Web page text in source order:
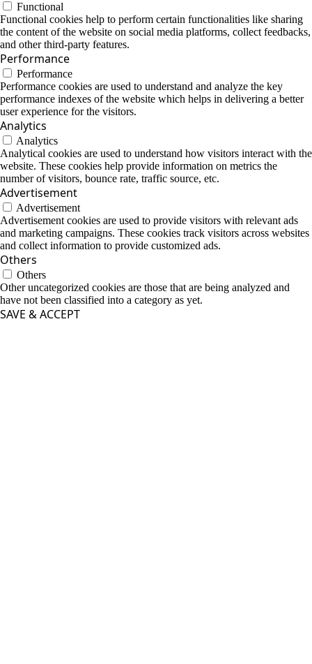
Functional
Functional cookies help to perform certain functionalities like sharing
the content of the website on social media platforms, collect feedbacks,
and other third-party features.
Performance
Performance
Performance cookies are used to understand and analyze the key
performance indexes of the website which helps in delivering a better
user experience for the visitors.
Analytics
Analytics
Analytical cookies are used to understand how visitors interact with the
website. These cookies help provide information on metrics the
number of visitors, bounce rate, traffic source, etc.
Advertisement
Advertisement
Advertisement cookies are used to provide visitors with relevant ads
and marketing campaigns. These cookies track visitors across websites
and collect information to provide customized ads.
Others
Others
Other uncategorized cookies are those that are being analyzed and
have not been classified into a category as yet.
SAVE & ACCEPT